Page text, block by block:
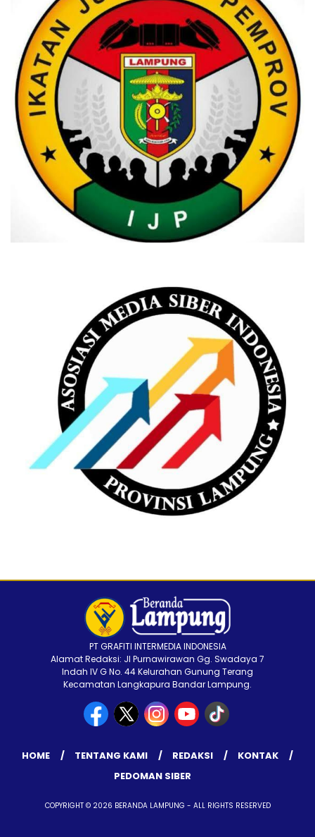
PT GRAFITI INTERMEDIA INDONESIA
Alamat Redaksi: Jl Purnawirawan Gg. Swadaya 7
Indah IV G No. 44 Kelurahan Gunung Terang
Kecamatan Langkapura Bandar Lampung.
HOME TENTANG KAMI REDAKSI
KONTAK
PEDOMAN SIBER
COPYRIGHT © 2026 BERANDA LAMPUNG - ALL RIGHTS RESERVED